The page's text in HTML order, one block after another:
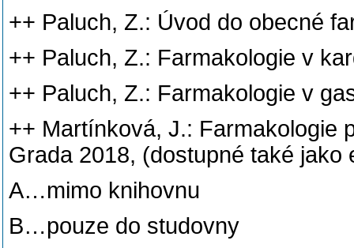
++ Paluch, Z.: Úvod do obecné
++ Paluch, Z.: Farmakologie v
++ Paluch, Z.: Farmakologie v
++ Martínková, J.: Farmakologie
Grada 2018, (dostupné také jako
A…mimo knihovnu
B…pouze do studovny